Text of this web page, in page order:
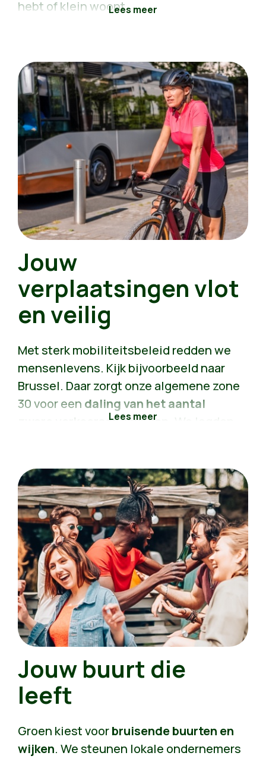
hebt of klein woont.
breiden we uit. Dat is nodig, want
vandaag verdwijnen er elke dag nog tien
voetbalvelden aan open ruimte.
Waar Groen bestuurt, kleurt het groen.
In Brussel hebben we 20.000 nieuwe
bomen en struiken geplant. In Sint-
Niklaas vergroenen we de grote
betonnen markt. In Hemiksem zorgen
we iedere dag voor 7 vierkante meter
extra open ruimte, en daarmee is die
groene gemeente koploper in
ontharding.
Jouw
verplaatsingen vlot
en veilig
Met sterk mobiliteitsbeleid redden we
mensenlevens. Kijk bijvoorbeeld naar
Brussel. Daar zorgt onze algemene zone
30 voor een daling van het aantal
zware verkeersongevallen
. We legden
kruispunten. Met sterk
mobiliteitsbeleid zorgen we dat je je
vlotter kan verplaatsen, dat je rustiger
woont en gezonde lucht inademt. In
Gent en Leuven bijvoorbeeld voel je
gewoon het verschil.
Jouw buurt die
leeft
Groen kiest voorbruisende buurten en
wijken. We steunen lokale ondernemers